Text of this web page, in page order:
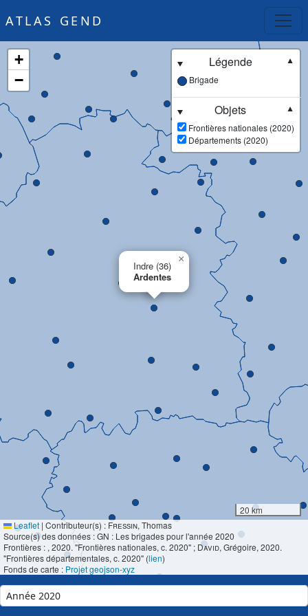
ATLAS GEND
Indre (36)
Ardentes
×
+
−
Légende
▼
Brigade
Objets
▼
Frontières nationales (2020)
Départements (2020)
20 km
Leaflet | Contributeur(s) : Fressin, Thomas
Source(s) des données : GN : Les brigades pour l'année 2020
Frontières : , 2020. "Frontières nationales, c. 2020" ; David, Grégoire, 2020.
"Frontières départementales, c. 2020" (lien)
Fonds de carte : Projet geojson-xyz